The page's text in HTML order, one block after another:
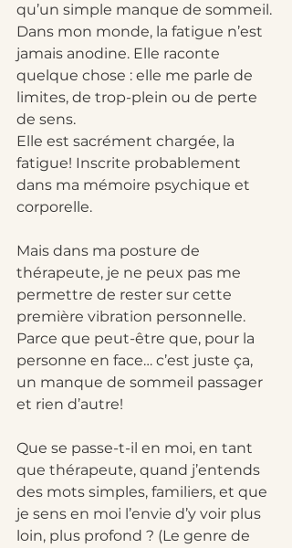
qu’un simple manque de sommeil.
Dans mon monde, la fatigue n’est
jamais anodine. Elle raconte
quelque chose : elle me parle de
limites, de trop-plein ou de perte
de sens.
Elle est sacrément chargée, la
fatigue! Inscrite probablement
dans ma mémoire psychique et
corporelle.
Mais dans ma posture de
thérapeute, je ne peux pas me
permettre de rester sur cette
première vibration personnelle.
Parce que peut-être que, pour la
personne en face… c’est juste ça,
un manque de sommeil passager
et rien d’autre!
Que se passe-t-il en moi, en tant
que thérapeute, quand j’entends
des mots simples, familiers, et que
je sens en moi l’envie d’y voir plus
loin, plus profond ? (Le genre de